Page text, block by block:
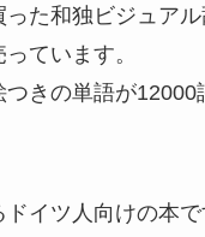
った和独ビジュア
ています。
きの単語が12000
ドイツ人向けの本